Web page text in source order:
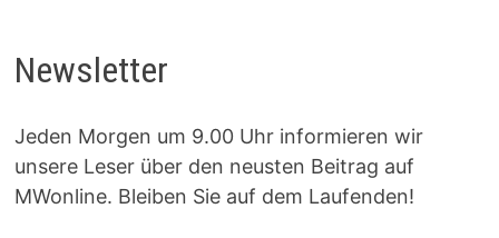
Newsletter
Jeden Morgen um 9.00 Uhr informieren wir
unsere Leser über den neusten Beitrag auf
MWonline. Bleiben Sie auf dem Laufenden!